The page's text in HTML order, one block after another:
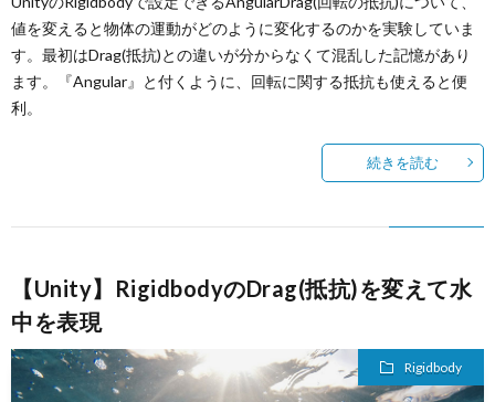
値を変えると物体の運動がどのように変化するのかを実験していま
す。最初はDrag(抵抗)との違いが分からなくて混乱した記憶があり
ます。『Angular』と付くように、回転に関する抵抗も使えると便
利。
続きを読む
【Unity】RigidbodyのDrag(抵抗)を変えて水
中を表現
Rigidbody